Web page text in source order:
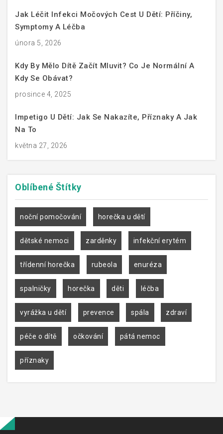
Jak Léčit Infekci Močových Cest U Dětí: Příčiny,
Symptomy A Léčba
února 5, 2026
Kdy By Mělo Dítě Začít Mluvit? Co Je Normální A
Kdy Se Obávat?
prosince 4, 2025
Impetigo U Dětí: Jak Se Nakazíte, Příznaky A Jak
Na To
května 27, 2026
Oblíbené Štítky
noční pomočování horečka u dětí
dětské nemoci zarděnky infekční erytém
třídenní horečka rubeola enuréza
spalničky horečka děti léčba
vyrážka u dětí prevence spála zdraví
péče o dítě očkování pátá nemoc
příznaky